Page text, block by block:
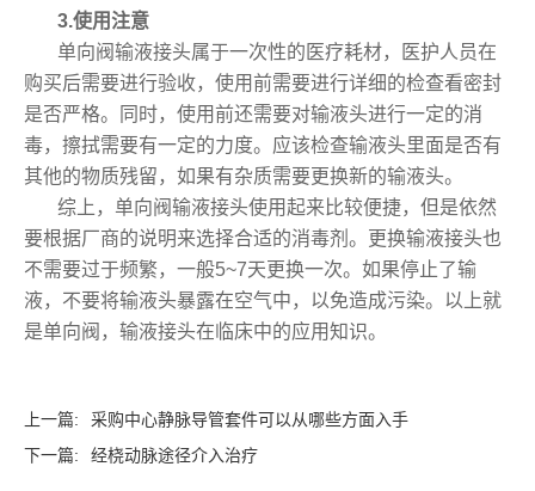
3.使用注意
单向阀输液接头属于一次性的医疗耗材，医护人员在
购买后需要进行验收，使用前需要进行详细的检查看密封
是否严格。同时，使用前还需要对输液头进行一定的消
毒，擦拭需要有一定的力度。应该检查输液头里面是否有
其他的物质残留，如果有杂质需要更换新的输液头。
综上，单向阀输液接头使用起来比较便捷，但是依然
要根据厂商的说明来选择合适的消毒剂。更换输液接头也
不需要过于频繁，一般5~7天更换一次。如果停止了输
液，不要将输液头暴露在空气中，以免造成污染。以上就
是单向阀，输液接头在临床中的应用知识。
上一篇:
采购中心静脉导管套件可以从哪些方面入手
下一篇:
经桡动脉途径介入治疗